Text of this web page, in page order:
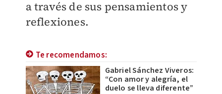
a través de sus pensamientos y
reflexiones.
Te recomendamos:
Gabriel Sánchez Viveros:
“Con amor y alegría, el
duelo se lleva diferente”